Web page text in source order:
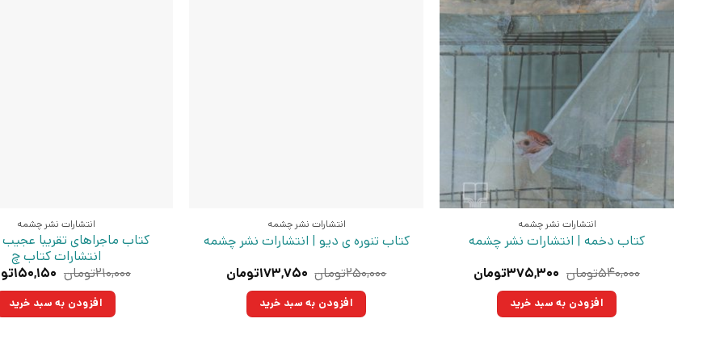
انتشارات نشر چشمه
کتاب دخمه | انتشارات نشر چشمه
۵۴۰,۰۰۰تومان قیمت
۵۴۰,۰۰۰تومان
بود.
۳۷۵,۳۰۰تومانقیمت
افزودن به سبد خرید
انتشارات نشر چشمه
کتاب تنوره ی دیو | انتشارات نشر چشمه
۲۵۰,۰۰۰تومان قیمت
۲۵۰,۰۰۰تومان
بود.
۱۷۳,۷۵۰تومان
افزودن به سبد خرید
انتشارات نشر چشمه
انتشارات کتاب چ
۲۱۰,۰۰۰تومان قیمت
بود.
۱۵۰,۱۵۰
افزودن به سبد خرید